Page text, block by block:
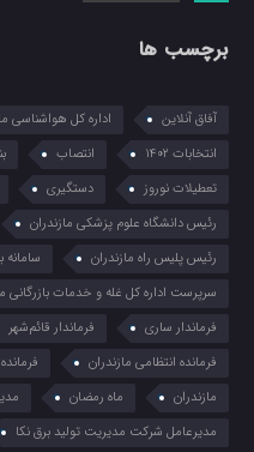
برچسب ها
آفاق آنلاین اداره کل هواشناسی
انتخابات ۱۴۰۲
انتصاب
تعطیلات نوروز
دستگیری
رئیس دانشگاه علوم پزشکی مازندران
رئیس پلیس راه مازندران
سامانه
سرپرست اداره کل غله و خدمات بازرگانی
فرماندار ساری
فرماندار قائم‌شهر
فرمانده انتظامی مازندران
مازندران
ماه رمضان
مدیرعامل شرکت مدیریت تولید برق نکا